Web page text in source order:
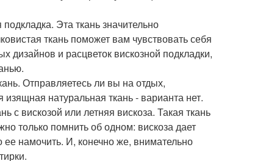
Эта ткань значительно
ткань поможет вам чувствовать себя
и расцветок вискозной подкладки,
Отправляетесь ли вы на отдых,
натуральная ткань - варианта нет.
с вискозой или летняя вискоза. Такая ткань
только помнить об одном: вискоза дает
намочить. И, конечно же, внимательно